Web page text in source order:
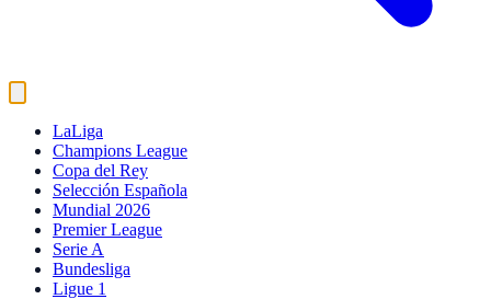
LaLiga
Champions League
Copa del Rey
Selección Española
Mundial 2026
Premier League
Serie A
Bundesliga
Ligue 1